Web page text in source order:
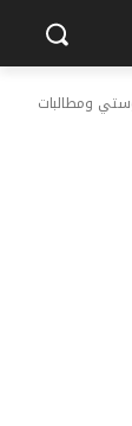
ومطالبات